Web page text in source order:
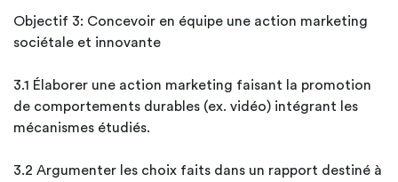
Objectif 3: Concevoir en équipe une action marketing
sociétale et innovante
3.1 Élaborer une action marketing faisant la promotion
de comportements durables (ex. vidéo) intégrant les
mécanismes étudiés.
3.2 Argumenter les choix faits dans un rapport destiné à